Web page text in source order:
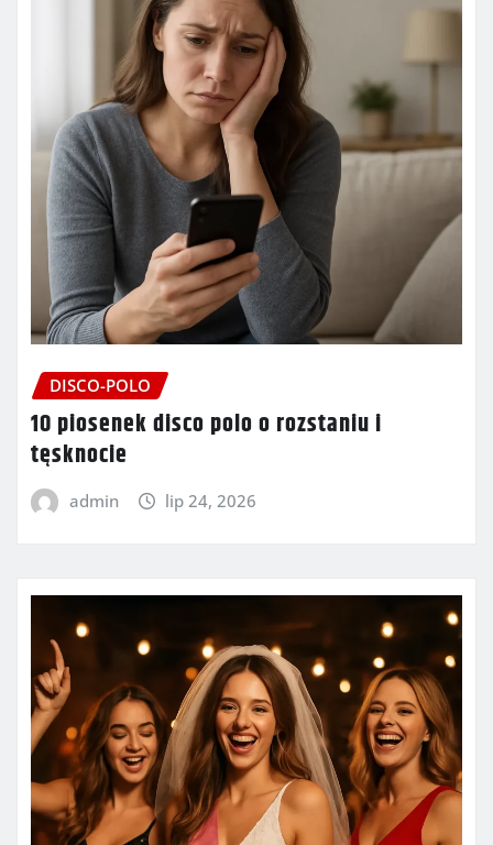
DISCO-POLO
10 piosenek disco polo o rozstaniu i
tęsknocie
admin lip 24, 2026